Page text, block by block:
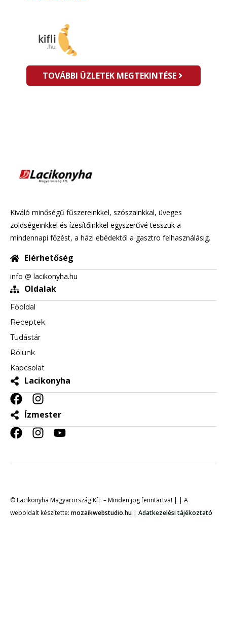
TOVÁBBI ÜZLETEK MEGTEKINTÉSE
Kiváló minőségű fűszereinkkel, szószainkkal, üveges
zöldségeinkkel és ízesítőinkkel egyszerűvé tesszük a
mindennapi főzést, a házi ebédektől a gasztro felhasználásig.
Elérhetőség
info @ lacikonyha.hu
Oldalak
Főoldal
Receptek
Tudástár
Rólunk
Kapcsolat
Lacikonyha
Ízmester
© Lacikonyha Magyarország Kft. – Minden jog fenntartva! | | A
weboldalt készítette: mozaikwebstudio.hu | Adatkezelési tájékoztató